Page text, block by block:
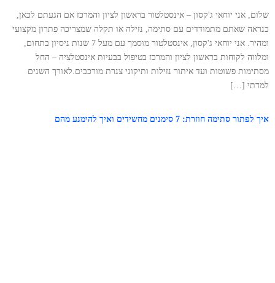
שלום, אני יוחאי ג'קסון – אינסטלטור בראשון לציון והמרכז אם הגעתם לכאן,
כנראה שאתם מתמודדים עם סתימה, נזילה או תקלה שמצריכה פתרון מקצועי
ומהיר. אני יוחאי ג'קסון, אינסטלטור מוסמך עם מעל 7 שנות ניסיון בתחום,
ומלווה לקוחות בראשון לציון והמרכז בטיפול בבעיות אינסטלציה – החל
מסתימות פשוטות ועד איתור נזילות ותיקוני צנרת מורכבים.לאורך השנים
למדתי […]
איך לפתור סתימה חוזרת: 7 סימנים מחשידים ואיך להימנע מהם